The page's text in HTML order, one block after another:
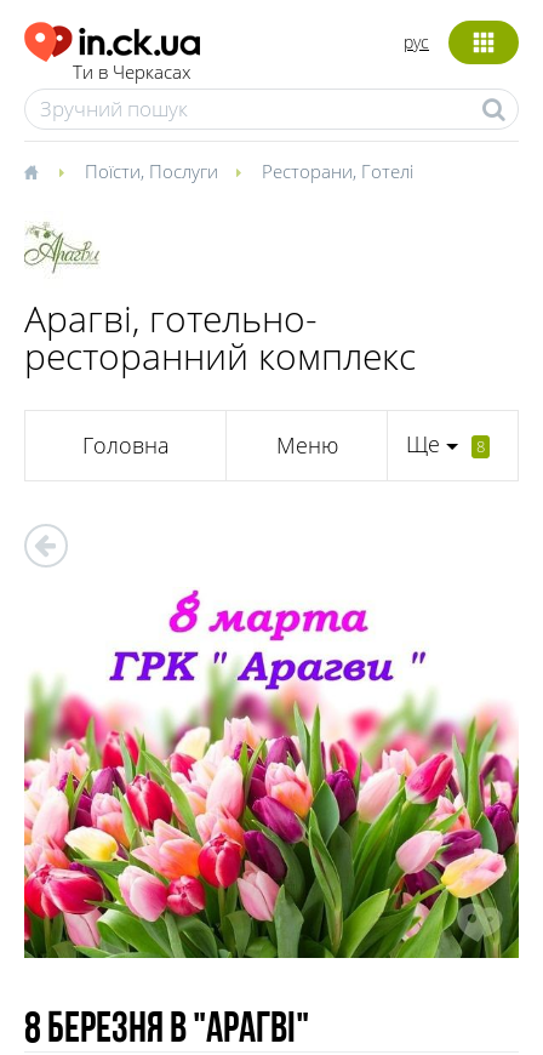
Ти в Черкасах
рус
Поїсти, Послуги Ресторани, Готелі
Арагві, готельно-
ресторанний комплекс
Головна Меню Ще 8
8 Березня в "Арагві"